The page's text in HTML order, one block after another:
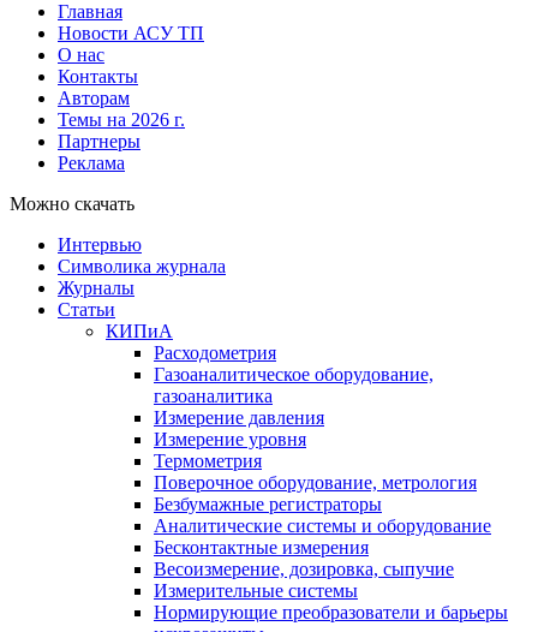
Главная
Новости АСУ ТП
О нас
Контакты
Авторам
Темы на 2026 г.
Партнеры
Реклама
Можно скачать
Интервью
Символика журнала
Журналы
Статьи
КИПиА
Расходометрия
Газоаналитическое оборудование,
газоаналитика
Измерение давления
Измерение уровня
Термометрия
Поверочное оборудование, метрология
Безбумажные регистраторы
Аналитические системы и оборудование
Бесконтактные измерения
Весоизмерение, дозировка, сыпучие
Измерительные системы
Нормирующие преобразователи и барьеры